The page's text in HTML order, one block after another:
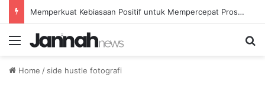
Memperkuat Kebiasaan Positif untuk Mempercepat Proses Pemulihan Mental Anda
Menu
Home / side hustle fotografi